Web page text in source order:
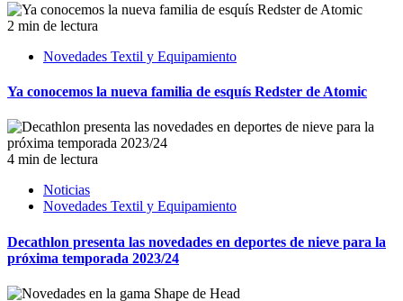
2 min de lectura
Novedades Textil y Equipamiento
Ya conocemos la nueva familia de esquís Redster de Atomic
4 min de lectura
Noticias
Novedades Textil y Equipamiento
Decathlon presenta las novedades en deportes de nieve para la
próxima temporada 2023/24